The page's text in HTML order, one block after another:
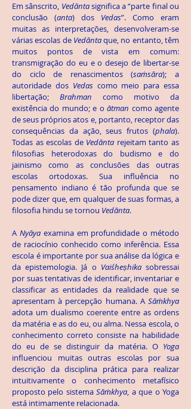
Em sânscrito, Vedāntasignifica a “parte final ou
conclusão (anta) dos Vedas”. Como eram
muitas as interpretações, desenvolveram-se
várias escolas de Vedāntaque, no entanto, têm
muitos pontos de vista em comum:
transmigração do eu e o desejo de libertar-se
do ciclo de renascimentos (saṁsāra); a
autoridade dos Vedascomo meio para essa
libertação; Brahman como motivo da
existência do mundo; e oātman como agente
de seus próprios atos e, portanto, receptor das
consequências da ação, seus frutos (phala).
Todas as escolas de Vedānta rejeitam tanto as
filosofias heterodoxas do budismo e do
jainismo como as conclusões das outras
escolas ortodoxas. Sua influência no
pensamento indiano é tão profunda que se
pode dizer que, em qualquer de suas formas, a
filosofia hindu se tornou Vedānta.
A Nyāyaexamina em profundidade o método
de raciocínio conhecido como inferência. Essa
escola é importante por sua análise da lógica e
da epistemologia. Já o Vaiśheṣhikasobressai
por suas tentativas de identificar, inventariar e
classificar as entidades da realidade que se
apresentam à percepção humana. A Sāṁkhya
adota um dualismo coerente entre as ordens
da matéria e as do eu, ou alma. Nessa escola, o
conhecimento correto consiste na habilidade
do eu de se distinguir da matéria. O Yoga
influenciou muitas outras escolas por sua
descrição da disciplina prática para realizar
intuitivamente o conhecimento metafísico
proposto pelo sistemaSāṁkhya, a que o Yoga
está intimamente relacionada.